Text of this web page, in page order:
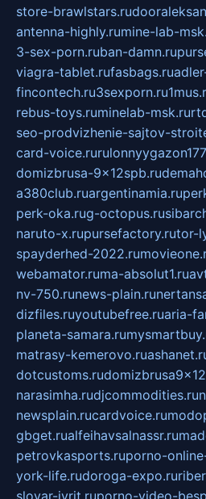
store-brawlstars.ru
antenna-highly.rumine-lab-
3-sex-porn.ruban-damn.ru
viagra-tablet.rufasbags.ru
fincontech.ru3sexporn.ru
rebus-toys.ruminelab-msk.ru
seo-prodvizhenie-sajtov-
card-voice.ru
domizbrusa-9x12spb.ru
a380club.ruargentinamia.ru
perk-oka.rug-octopus.ru
naruto-x.rupursefactory.rutor-
spayderhed-2022.ru
webamator.ruma-absolut1.ru
nv-750.runews-plain.ru
dizfiles.ruyoutubefree.ruaria-
planeta-samara.ru
matrasy-kemerovo.ru
dotcustoms.ru
narasimha.rudjcommodities.ru
newsplain.rucardvoice.ru
gbget.rualfeihavsalnassr.ru
petrovkasports.ruporno-
york-life.rudoroga-expo.ru
slovar-ivrit.ruporno-video-